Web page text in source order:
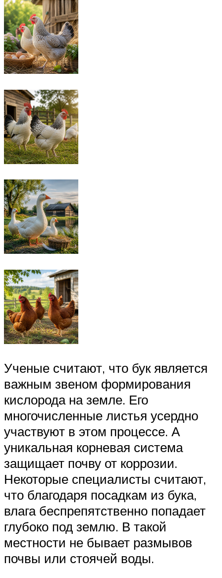
Ученые считают, что бук является
важным звеном формирования
кислорода на земле. Его
многочисленные листья усердно
участвуют в этом процессе. А
уникальная корневая система
защищает почву от коррозии.
Некоторые специалисты считают,
что благодаря посадкам из бука,
влага беспрепятственно попадает
глубоко под землю. В такой
местности не бывает размывов
почвы или стоячей воды.